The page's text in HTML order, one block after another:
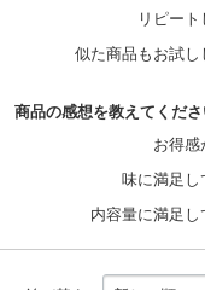
【キャンセルについて】
リピー
似た商品もお試し
商品の感想を教えてくだ
お得感
味に満足し
内容量に満足し